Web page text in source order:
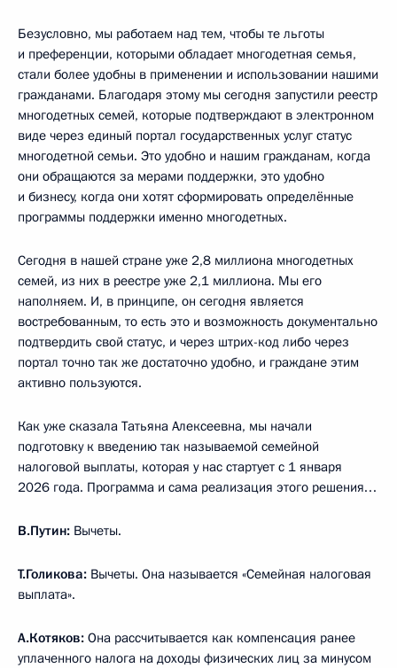
Безусловно, мы работаем над тем, чтобы те льготы
и преференции, которыми обладает многодетная семья,
стали более удобны в применении и использовании нашими
гражданами. Благодаря этому мы сегодня запустили реестр
многодетных семей, которые подтверждают в электронном
виде через единый портал государственных услуг статус
многодетной семьи. Это удобно и нашим гражданам, когда
они обращаются за мерами поддержки, это удобно
и бизнесу, когда они хотят сформировать определённые
программы поддержки именно многодетных.
Сегодня в нашей стране уже 2,8 миллиона многодетных
семей, из них в реестре уже 2,1 миллиона. Мы его
наполняем. И, в принципе, он сегодня является
востребованным, то есть это и возможность документально
подтвердить свой статус, и через штрих-код либо через
портал точно так же достаточно удобно, и граждане этим
активно пользуются.
Как уже сказала Татьяна Алексеевна, мы начали
подготовку к введению так называемой семейной
налоговой выплаты, которая у нас стартует с 1 января
2026 года. Программа и сама реализация этого решения…
В.Путин: Вычеты.
Т.Голикова: Вычеты. Она называется «Семейная налоговая
выплата».
А.Котяков: Она рассчитывается как компенсация ранее
уплаченного налога на доходы физических лиц за минусом